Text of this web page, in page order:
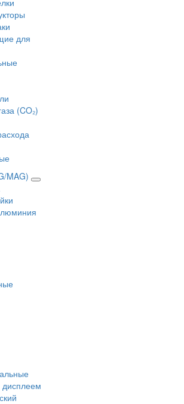
для
(CO₂)
MAG)